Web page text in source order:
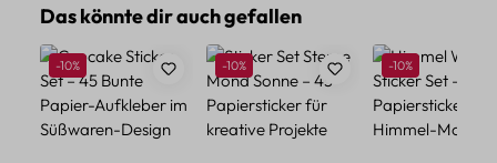
Produktgalerie überspringen
Das könnte dir auch gefallen
Rabatt
-10% Rabatt
-10% Rabatt
-10%